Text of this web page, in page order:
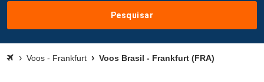
Pesquisar
Voos - Frankfurt Voos Brasil - Frankfurt (FRA)